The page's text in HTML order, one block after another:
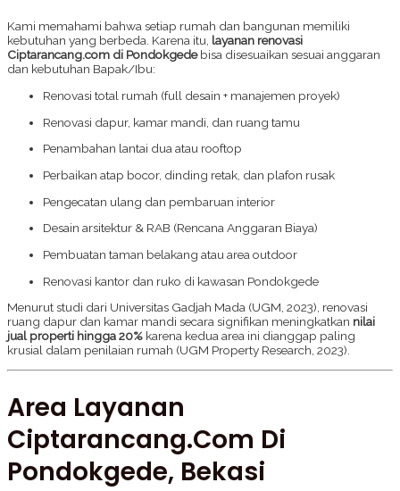
Kami memahami bahwa setiap rumah dan bangunan memiliki
kebutuhan yang berbeda. Karena itu, layanan renovasi
Ciptarancang.com di Pondokgedebisa disesuaikan sesuai anggaran
dan kebutuhan Bapak/Ibu:
Renovasi total rumah (full desain + manajemen proyek)
Renovasi dapur, kamar mandi, dan ruang tamu
Penambahan lantai dua atau rooftop
Perbaikan atap bocor, dinding retak, dan plafon rusak
Pengecatan ulang dan pembaruan interior
Desain arsitektur & RAB (Rencana Anggaran Biaya)
Pembuatan taman belakang atau area outdoor
Renovasi kantor dan ruko di kawasan Pondokgede
Menurut studi dari Universitas Gadjah Mada (UGM, 2023), renovasi
ruang dapur dan kamar mandi secara signifikan meningkatkan nilai
jual properti hingga 20% karena kedua area ini dianggap paling
krusial dalam penilaian rumah (UGM Property Research, 2023).
Area Layanan
Ciptarancang.com Di
Pondokgede, Bekasi